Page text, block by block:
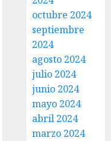
octubre 2024
septiembre
2024
agosto 2024
julio 2024
junio 2024
mayo 2024
abril 2024
marzo 2024